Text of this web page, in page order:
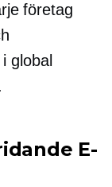
företag
global
E-